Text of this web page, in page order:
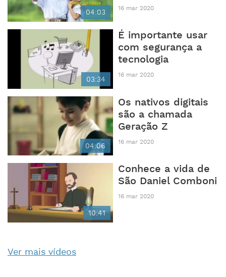
04:03
16 mar 2020
03:34
É importante usar
com segurança a
tecnologia
16 mar 2020
04:06
Os nativos digitais
são a chamada
Geração Z
16 mar 2020
10:41
Conhece a vida de
São Daniel Comboni
16 mar 2020
Ver mais vídeos